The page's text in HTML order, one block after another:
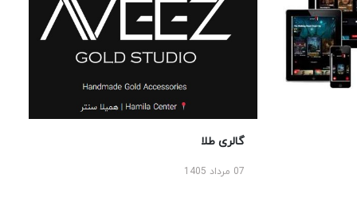
گالری طلا
07 مرداد 1405